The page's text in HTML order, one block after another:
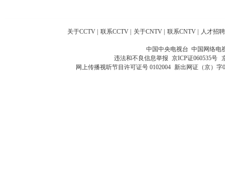
关于CCTV 联系CCTV 关于CNTV 联系CNTV 人才招聘
中国中央电视台 中国网络电
违法和不良信息举报 京ICP证060535号
网上传播视听节目许可证号 0102004 新出网证（京）